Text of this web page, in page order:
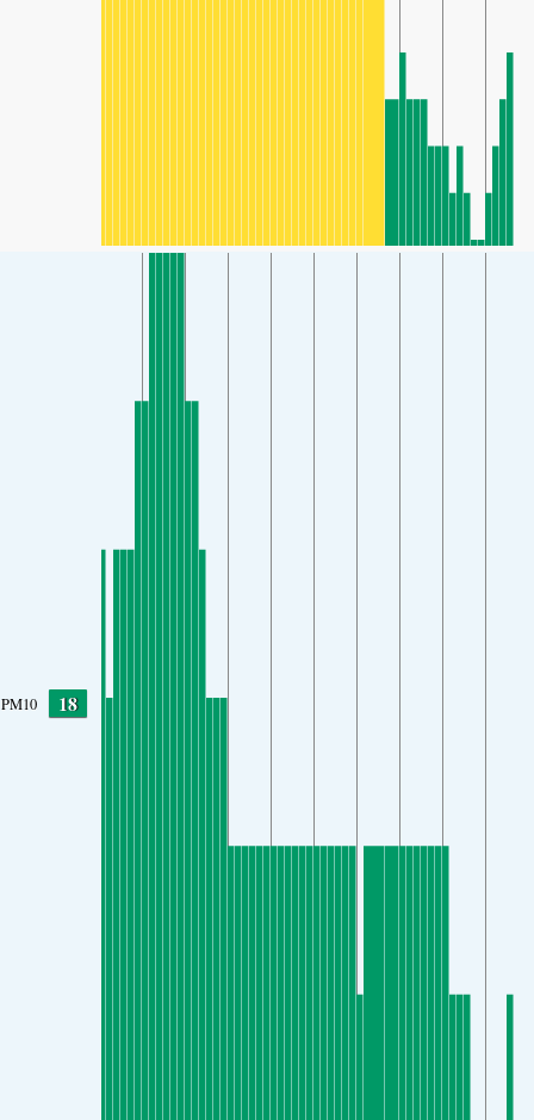
PM10 18